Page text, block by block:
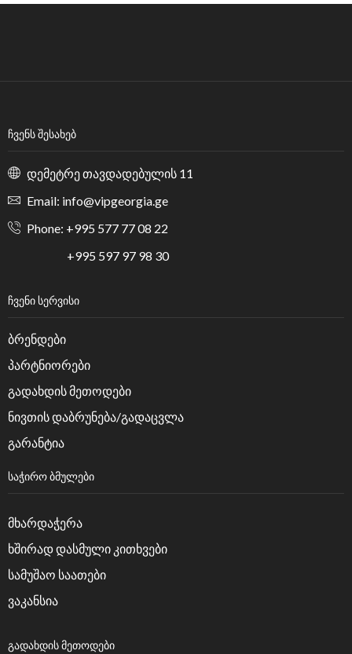
ᲩᲕᲔᲜᲡ ᲨᲔᲡᲐᲮᲔᲑ
დემეტრე თავდადებულის 11
Email: info@vipgeorgia.ge
Phone: +995 577 77 08 22
+995 597 97 98 30
ᲩᲕᲔᲜᲘ ᲡᲔᲠᲕᲘᲡᲘ
ბრენდები
პარტნიორები
გადახდის მეთოდები
ნივთის დაბრუნება/გადაცვლა
გარანტია
ᲡᲐᲭᲘᲠᲝ ᲑᲛᲣᲚᲔᲑᲘ
მხარდაჭერა
ხშირად დასმული კითხვები
სამუშაო საათები
ვაკანსია
ᲒᲐᲓᲐᲮᲓᲘᲡ ᲛᲔᲗᲝᲓᲔᲑᲘ